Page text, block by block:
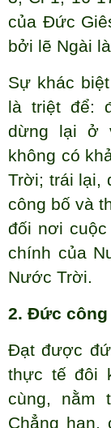
của Đức
bởi lẽ Ngài
Sự khác
là triệt để:
dừng lại ở
không có
Trời; trái lại,
công bố và
đối nơi
chính của
Nước Trời.
2. Đức
Đạt được
thực tế đôi
cùng, nằm
Chẳng hạn,